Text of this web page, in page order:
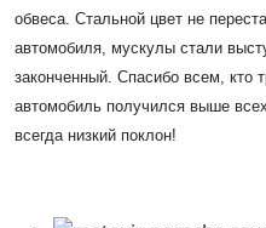
обвеса. Стальной цвет не
автомобиля, мускулы стали
законченный. Спасибо всем, кто
автомобиль получился выше
всегда низкий поклон!